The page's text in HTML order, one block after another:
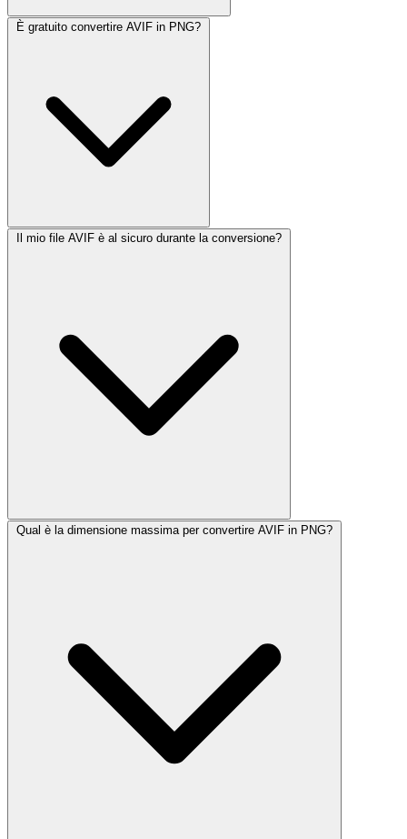
È gratuito convertire AVIF in PNG?
Il mio file AVIF è al sicuro durante la conversione?
Qual è la dimensione massima per convertire AVIF in PNG?